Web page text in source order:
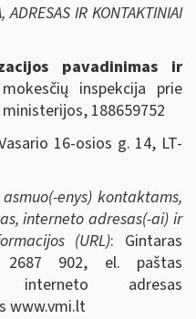
ADRESAS IR KONTAKTINIAI
pavadinimas ir
inspekcija prie
188659752
16-osios g. 14, LT-
enys) kontaktams,
interneto adresas(-ai) ir
(URL): Gintaras
902, el. paštas
adresas
www.vmi.lt